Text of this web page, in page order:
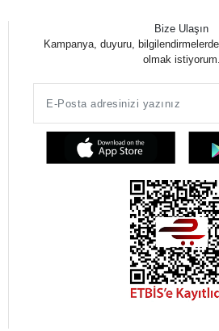
Bize Ulaşın
Kampanya, duyuru,
olmak istiyorum.